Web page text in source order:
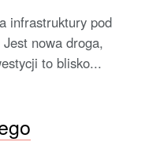
infrastruktury pod
nowa droga,
to blisko...